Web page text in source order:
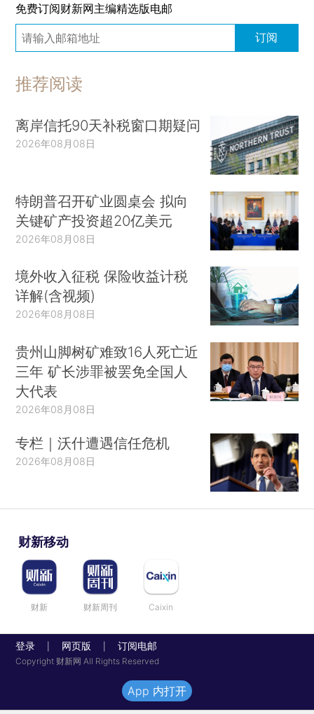
免费订阅财新网主编精选版电邮
订阅
推荐阅读
离岸信托90天补税窗口期疑问
2026年08月08日
特朗普召开矿业圆桌会 拟向
关键矿产投资超20亿美元
2026年08月08日
境外收入征税 保险收益计税
详解(含视频)
2026年08月08日
贵州山脚树矿难致16人死亡近
三年 矿长涉罪被罢免全国人
大代表
2026年08月08日
专栏｜沃什遭遇信任危机
2026年08月08日
财新移动
财新 财新周刊 Caixin
登录 网页版 订阅电邮
Copyright 财新网 All Rights Reserved
App 内打开